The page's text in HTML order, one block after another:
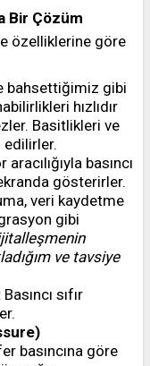
Bir Çözüm
özelliklerine göre
bahsettiğimiz gibi
hızlıdır
Basitlikleri ve
edilirler.
basıncı
gösterirler.
veri kaydetme
gibi
ve tavsiye
Basıncı sıfır
basıncına göre